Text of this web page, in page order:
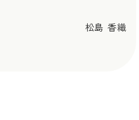
松島 香織